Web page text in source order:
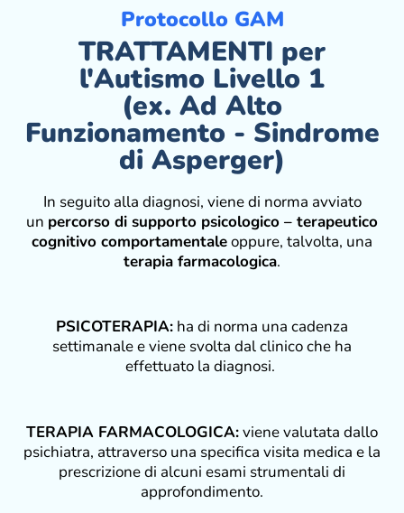
Protocollo GAM
TRATTAMENTI per
l'Autismo Livello 1
(ex. Ad Alto
Funzionamento - Sindrome
di Asperger)
In seguito alla diagnosi, viene di norma avviato
un percorso di supporto psicologico – terapeutico
cognitivo comportamentaleoppure, talvolta, una
terapia farmacologica.
PSICOTERAPIA: ha di norma una cadenza
settimanale e viene svolta dal clinico che ha
effettuato la diagnosi.
TERAPIA FARMACOLOGICA:viene valutata dallo
psichiatra, attraverso una specifica visita medica e la
prescrizione di alcuni esami strumentali di
approfondimento.